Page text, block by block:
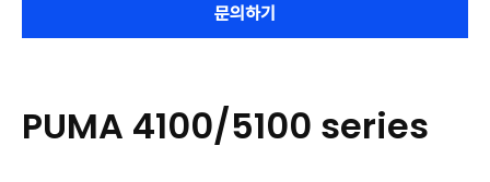
문의하기
PUMA 4100/5100 series